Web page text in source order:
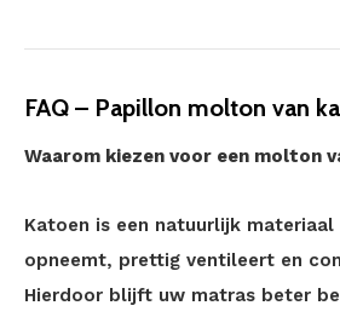
FAQ – Papillon molton van
Waarom kiezen voor een molton
Katoen is een natuurlijk
opneemt, prettig ventileert en
Hierdoor blijft uw matras beter